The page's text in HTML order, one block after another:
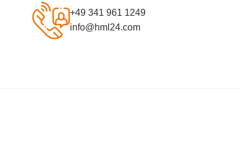
+49 341 961 1249
info@hml24.com